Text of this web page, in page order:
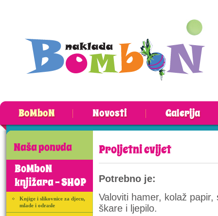
BoMboN Novosti Galerija
Naša ponuda
BoMboN
knjižara - SHOP
Knjige i slikovnice za djecu,
mlade i odrasle
Proljetni cvijet
Potrebno je:
Valoviti hamer, kolaž papir,
škare i ljepilo.